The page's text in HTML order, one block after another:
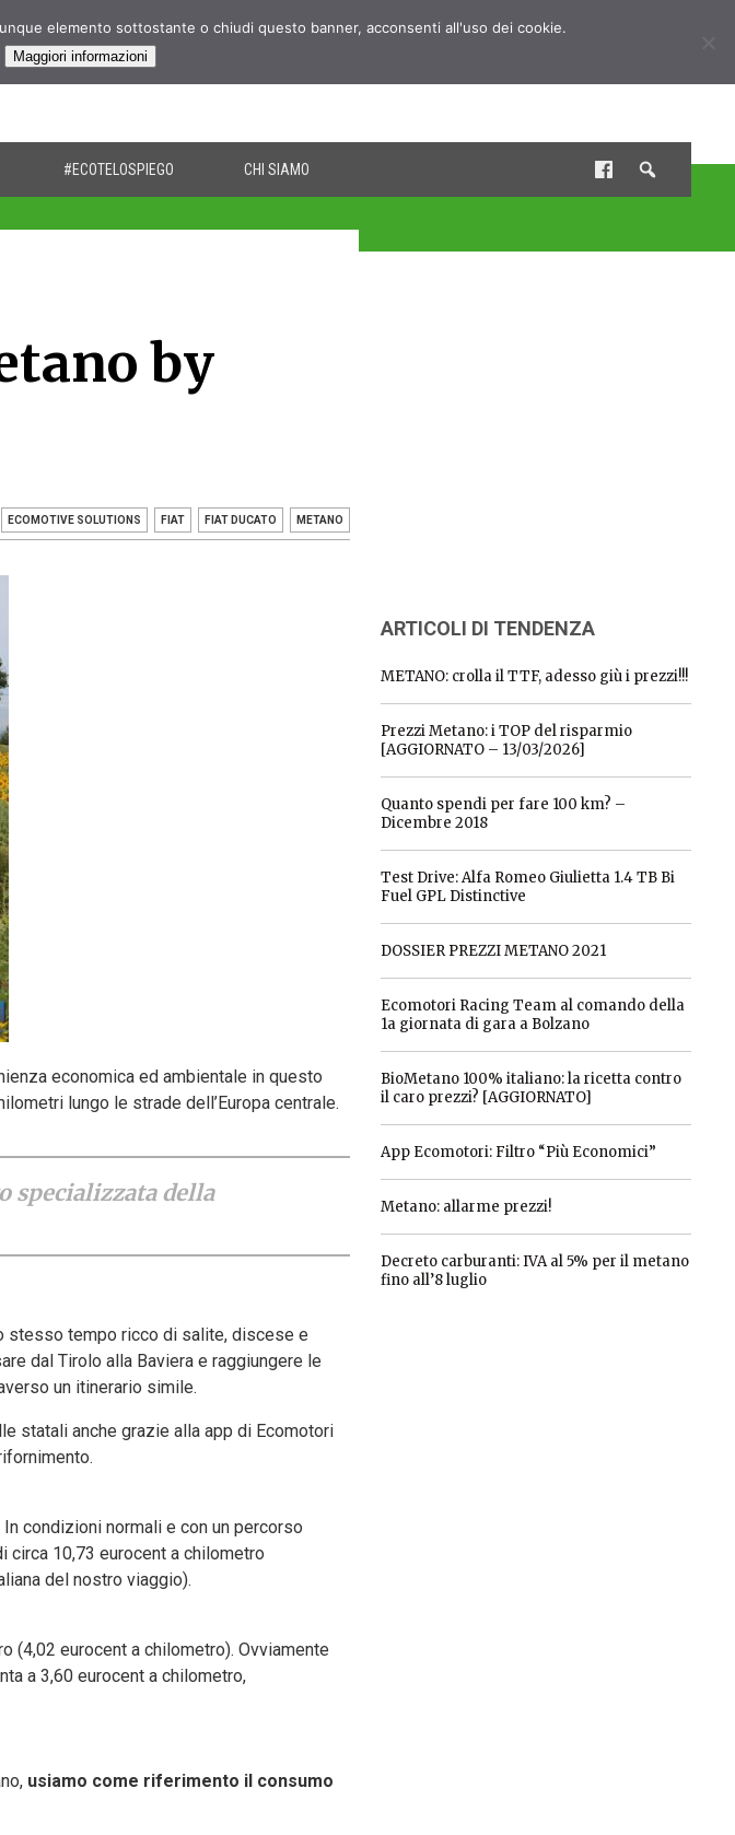
#ECOTELOSPIEGO CHI SIAMO
by
ECOMOTIVE SOLUTIONS FIAT FIAT DUCATO METANO
economica ed ambientale in questo
lungo le strade dell’Europa centrale.
specializzata della
stesso tempo ricco di salite, discese e
dal Tirolo alla Baviera e raggiungere le
un itinerario simile.
statali anche grazie alla app di Ecomotori
condizioni normali e con un percorso
10,73 eurocent a chilometro
del nostro viaggio).
(4,02 eurocent a chilometro). Ovviamente
a 3,60 eurocent a chilometro,
usiamo come riferimento il consumo
ARTICOLI DI TENDENZA
METANO: crolla il TTF, adesso giù i prezzi!!!
Prezzi Metano: i TOP del risparmio
[AGGIORNATO – 13/03/2026]
Quanto spendi per fare 100 km? –
Dicembre 2018
Test Drive: Alfa Romeo Giulietta 1.4 TB Bi
Fuel GPL Distinctive
DOSSIER PREZZI METANO 2021
Ecomotori Racing Team al comando della
1a giornata di gara a Bolzano
BioMetano 100% italiano: la ricetta contro
il caro prezzi? [AGGIORNATO]
App Ecomotori: Filtro “Più Economici”
Metano: allarme prezzi!
Decreto carburanti: IVA al 5% per il metano
fino all’8 luglio
elemento sottostante o chiudi questo banner, acconsenti all'uso dei cookie.
Maggiori informazioni